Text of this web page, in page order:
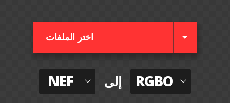
اختر الملفات
NEF إلى RGBO